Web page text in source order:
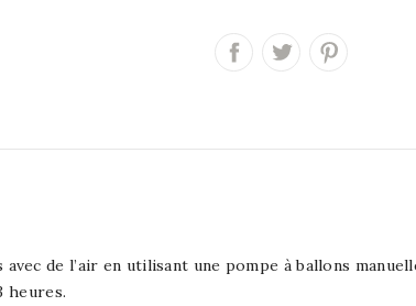
de l’air en utilisant une pompe à ballons
heures.